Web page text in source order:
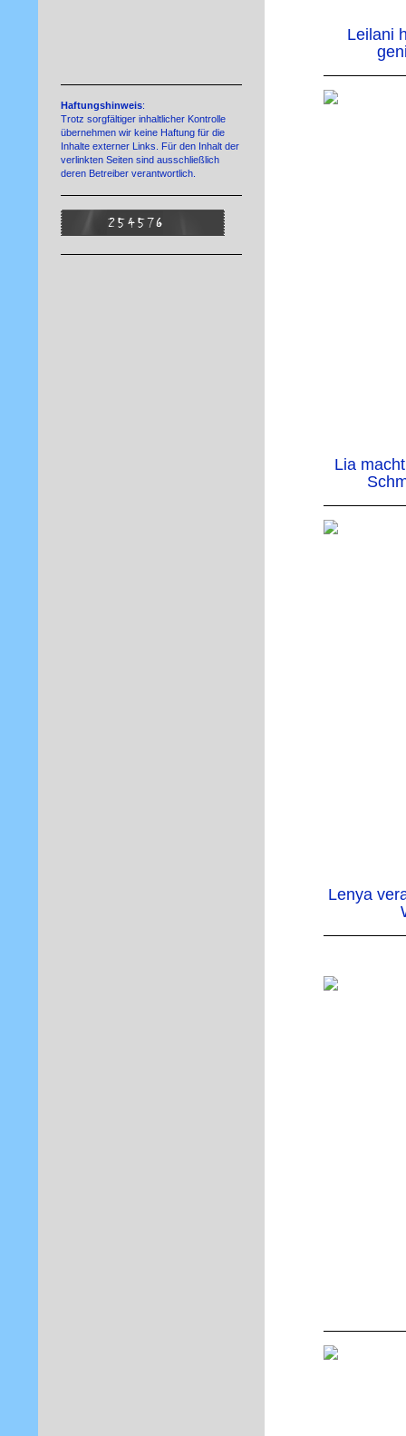
Haftungshinweis:
Trotz sorgfältiger inhaltlicher Kontrolle
übernehmen wir keine Haftung für die
Inhalte externer Links. Für den Inhalt der
verlinkten Seiten sind ausschließlich
deren Betreiber verantwortlich.
Leilani
Lia
Lenya